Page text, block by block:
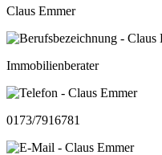
Claus Emmer
Immobilienberater
0173/7916781